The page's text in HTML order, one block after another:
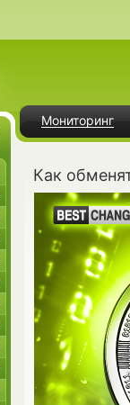
Мониторинг
Как